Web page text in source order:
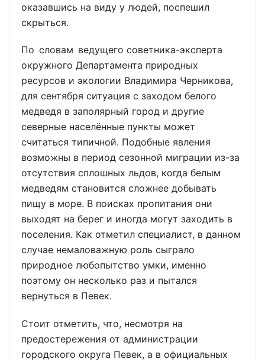
оказавшись на виду у людей, поспешил
скрыться.
По словам ведущего советника-эксперта
окружного Департамента природных
ресурсов и экологии Владимира Черникова,
для сентября ситуация с заходом белого
медведя в заполярный город и другие
северные населённые пункты может
считаться типичной. Подобные явления
возможны в период сезонной миграции из-за
отсутствия сплошных льдов, когда белым
медведям становится сложнее добывать
пищу в море. В поисках пропитания они
выходят на берег и иногда могут заходить в
поселения. Как отметил специалист, в данном
случае немаловажную роль сыграло
природное любопытство умки, именно
поэтому он несколько раз и пытался
вернуться в Певек.
Стоит отметить, что, несмотря на
предостережения от администрации
городского округа Певек, а в официальных